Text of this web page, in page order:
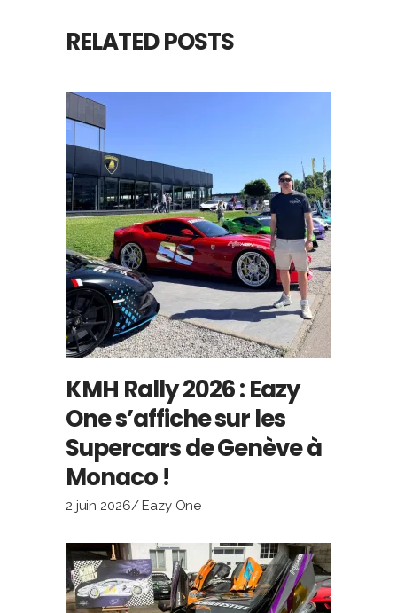
RELATED POSTS
KMH Rally 2026 : Eazy
One s’affiche sur les
Supercars de Genève à
Monaco !
2 juin 2026 Eazy One